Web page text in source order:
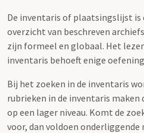
De inventaris of plaatsingslijst is
overzicht van beschreven
zijn formeel en globaal. Het
inventaris behoeft enige
Bij het zoeken in de inventaris
rubrieken in de inventaris maken
op een lager niveau. Komt de
voor, dan voldoen onderliggende